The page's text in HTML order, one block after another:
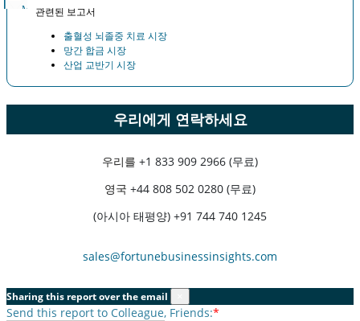
관련된 보고서
출혈성 뇌졸중 치료 시장
망간 합금 시장
산업 교반기 시장
우리에게 연락하세요
우리를 +1 833 909 2966 (무료)
영국 +44 808 502 0280 (무료)
(아시아 태평양) +91 744 740 1245
sales@fortunebusinessinsights.com
Sharing this report over the email
Send this report to Colleague, Friends:*